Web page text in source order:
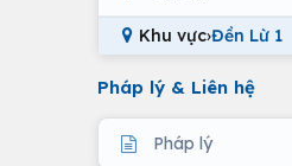
Khu vực›Đền Lừ 1
Pháp lý & Liên hệ
Pháp lý